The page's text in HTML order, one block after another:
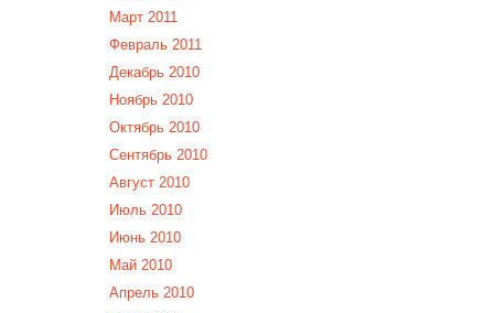
Март 2011
Февраль 2011
Декабрь 2010
Ноябрь 2010
Октябрь 2010
Сентябрь 2010
Август 2010
Июль 2010
Июнь 2010
Май 2010
Апрель 2010